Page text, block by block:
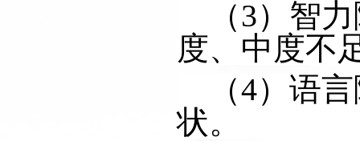
（3） 智
度、中度不
（4） 语
状。